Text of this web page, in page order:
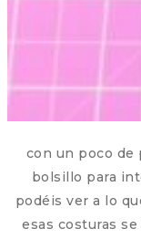
con un poco de
bolsillo para
podéis ver a lo
esas costuras